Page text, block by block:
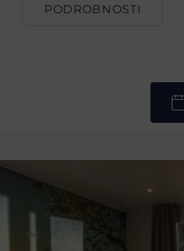
PODROBNOSTI